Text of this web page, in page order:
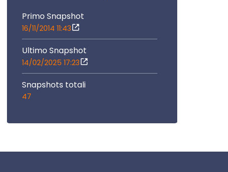
Primo Snapshot
16/11/2014 11:43
Ultimo Snapshot
14/02/2025 17:23
Snapshots totali
47